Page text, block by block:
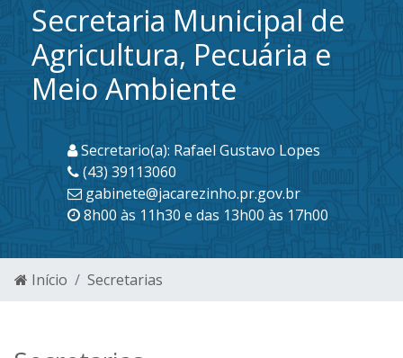
Secretaria Municipal de
Agricultura, Pecuária e
Meio Ambiente
Secretario(a): Rafael Gustavo Lopes
(43) 39113060
gabinete@jacarezinho.pr.gov.br
8h00 às 11h30 e das 13h00 às 17h00
Início Secretarias